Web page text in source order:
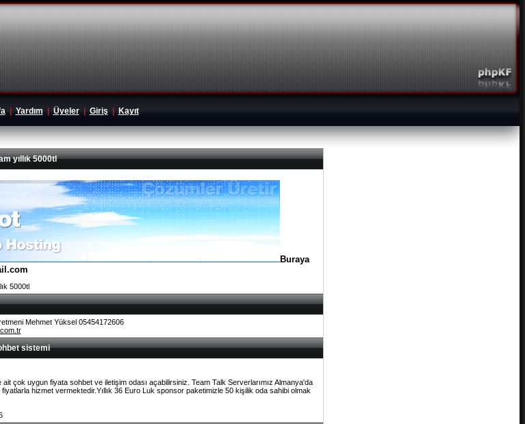
| Yardım Üyeler| Giriş| Kayıt
yıllık 5000tl
Buraya
5000tl
Mehmet Yüksel 05454172606
sistemi
çok uygun fiyata sohbet ve iletişim odası açabilirsiniz. Team Talk Serverlarımız Almanya'da
hizmet vermektedir.Yıllık 36 Euro Luk sponsor paketimizle 50 kişilik oda sahibi olmak